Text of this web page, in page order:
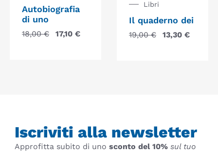
Autobiografia
di uno
18,00€ 17,10 €
Libri
Il quaderno dei
19,00€ 13,30 €
Iscriviti alla newsletter
Approfitta subito di uno sconto del 10% sul tuo